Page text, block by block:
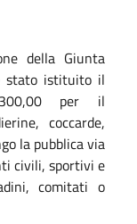
della Giunta
stato istituito il
per il
coccarde,
la pubblica via
civili, sportivi e
comitati o